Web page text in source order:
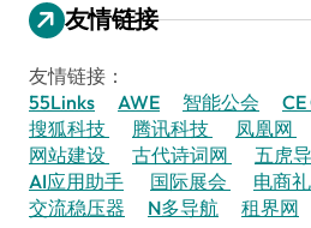
友情链接
友情链接：
55Links
AWE 智能公会
搜狐科技
腾讯科技 凤凰网
网站建设
古代诗词网 五虎
AI应用助手
国际展会
电商
交流稳压器
N多导航 租界网